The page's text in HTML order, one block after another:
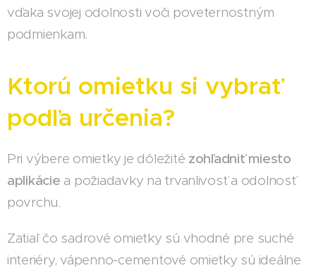
vďaka svojej odolnosti voči poveternostným
podmienkam.
Ktorú omietku si vybrať
podľa určenia?
Pri výbere omietky je dôležité zohľadniť miesto
aplikácie a požiadavky na trvanlivosť a odolnosť
povrchu.
Zatiaľ čo sadrové omietky sú vhodné pre suché
interiéry, vápenno-cementové omietky sú ideálne